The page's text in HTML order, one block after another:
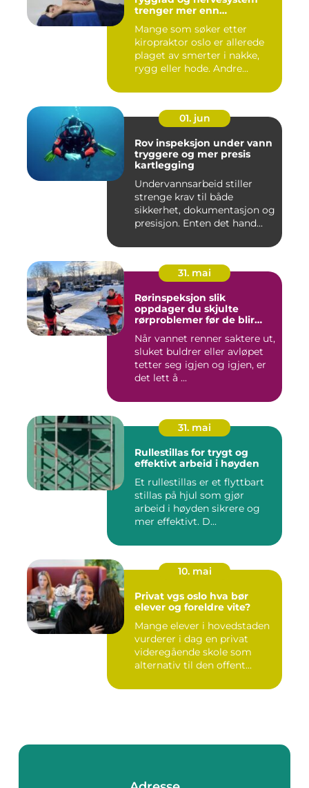
trenger mer enn
Mange som søker etter
kiropraktor oslo er allerede
plaget av smerter i nakke,
rygg eller hode. Andre...
01. jun
Rov inspeksjon under vann
tryggere og mer presis
kartlegging
Undervannsarbeid stiller
strenge krav til både
sikkerhet, dokumentasjon og
presisjon. Enten det hand...
31. mai
Rørinspeksjon slik
oppdager du skjulte
rørproblemer før de blir
Når vannet renner saktere ut,
sluket buldrer eller avløpet
tetter seg igjen og igjen, er
det lett å ...
31. mai
Rullestillas for trygt og
effektivt arbeid i høyden
Et rullestillas er et flyttbart
stillas på hjul som gjør
arbeid i høyden sikrere og
mer effektivt. D...
10. mai
Privat vgs oslo hva bør
elever og foreldre vite?
Mange elever i hovedstaden
vurderer i dag en privat
videregående skole som
alternativ til den offent...